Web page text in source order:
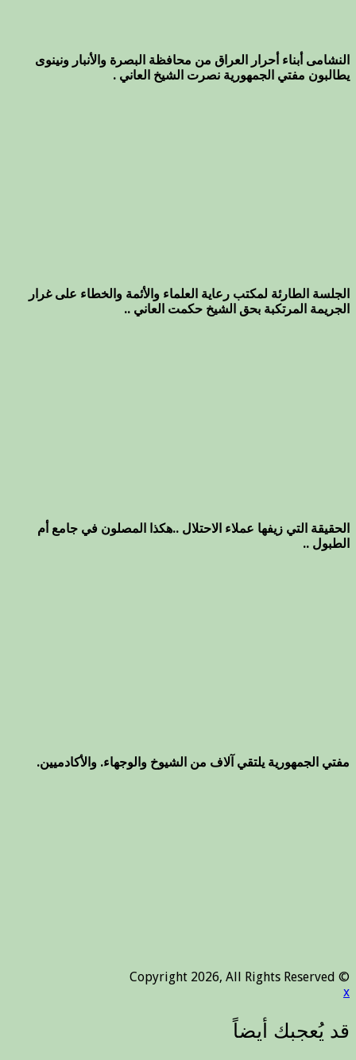
النشامى أبناء أحرار العراق من محافظة البصرة والأنبار ونينوى
يطالبون مفتي الجمهورية نصرت الشيخ العاني .
الجلسة الطارئة لمكتب رعاية العلماء والأئمة والخطاء على غرار
الجريمة المرتكبة بحق الشيخ حكمت العاني ..
الحقيقة التي زيفها عملاء الاحتلال ..هكذا المصلون في جامع أم
الطبول ..
مفتي الجمهورية يلتقي آلاف من الشيوخ والوجهاء. والأكادميين.
© Copyright 2026, All Rights Reserved
x